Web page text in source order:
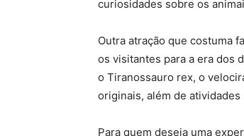
curiosidades sobre os
Outra atração que costuma
os visitantes para a era dos
o Tiranossauro rex, o
originais, além de
Para quem deseja uma